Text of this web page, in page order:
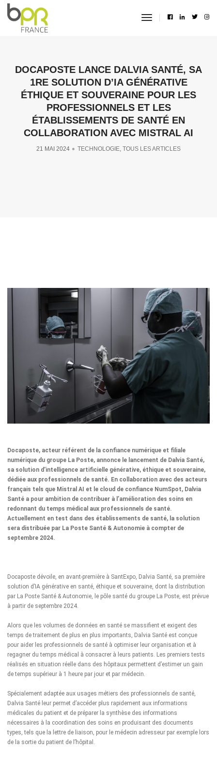
toggle
DOCAPOSTE LANCE DALVIA SANTÉ, SA
1RE SOLUTION D’IA GÉNÉRATIVE
ÉTHIQUE ET SOUVERAINE POUR LES
PROFESSIONNELS ET LES
ÉTABLISSEMENTS DE SANTÉ EN
COLLABORATION AVEC MISTRAL AI
21 MAI 2024 TECHNOLOGIE, TOUS LES ARTICLES
Docaposte, acteur référent de la confiance numérique et filiale
numérique du groupe La Poste, annonce le lancement de Dalvia Santé,
sa solution d’intelligence artificielle générative, éthique et souveraine,
dédiée aux professionnels de santé. En collaboration avec des acteurs
français tels que Mistral AI et le cloud de confiance NumSpot, Dalvia
Santé a pour ambition de contribuer à l’amélioration des soins en
redonnant du temps médical aux professionnels de santé.
Actuellement en test dans des établissements de santé, la solution
sera distribuée par La Poste Santé & Autonomie à compter de
septembre 2024.
Docaposte dévoile, en avant-première à SantExpo, Dalvia Santé, sa première
solution d’IA générative en santé, éthique et souveraine, dont la distribution
par La Poste Santé & Autonomie, le pôle santé du groupe La Poste, est prévue
à partir de septembre 2024.
Alors que les volumes de données en santé se massifient et exigent des
temps de traitement de plus en plus importants, Dalvia Santé est conçue
pour aider les professionnels de santé à optimiser leur organisation et à
regagner du temps médical à consacrer à leurs patients. Les premiers tests
réalisés en situation réelle dans des hôpitaux permettent d’estimer un gain
de temps supérieur à 1 heure par jour et par médecin.
Spécialement adaptée aux usages métiers des professionnels de santé,
Dalvia Santé leur permet d’accéder plus rapidement aux informations
médicales du patient et de préparer la synthèse des informations
nécessaires à la coordination des soins en produisant des documents
types, tels que la lettre de liaison, pour le médecin adresseur par exemple lors
de la sortie du patient de l’hôpital.